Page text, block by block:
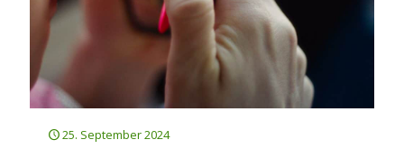
25. September 2024